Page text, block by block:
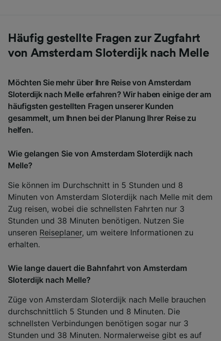
Häufig gestellte Fragen zur Zugfahrt
von Amsterdam Sloterdijk nach Melle
Möchten Sie mehr über Ihre Reise von Amsterdam
Sloterdijk nach Melle erfahren? Wir haben einige der am
häufigsten gestellten Fragen unserer Kunden
gesammelt, um Ihnen bei der Planung Ihrer Reise zu
helfen.
Wie gelangen Sie von Amsterdam Sloterdijk nach
Melle?
Sie können im Durchschnitt in 5 Stunden und 8
Minuten von Amsterdam Sloterdijk nach Melle mit dem
Zug reisen, wobei die schnellsten Fahrten nur 3
Stunden und 38 Minuten benötigen. Nutzen Sie
unseren Reiseplaner, um weitere Informationen zu
erhalten.
Wie lange dauert die Bahnfahrt von Amsterdam
Sloterdijk nach Melle?
Züge von Amsterdam Sloterdijk nach Melle brauchen
durchschnittlich 5 Stunden und 8 Minuten. Die
schnellsten Verbindungen benötigen sogar nur 3
Stunden und 38 Minuten. Normalerweise gibt es auf